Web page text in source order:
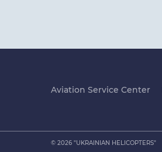
Aviation Service Center
© 2026 "UKRAINIAN HELICOPTERS"